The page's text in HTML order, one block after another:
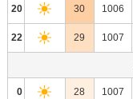
20 30 1006
22 29 1007
0 28 1007